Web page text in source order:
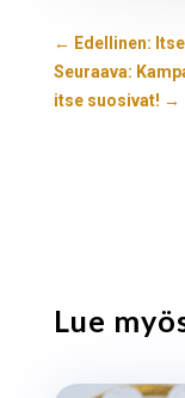
← Edellinen:
Seuraava:
itse suosivat! →
Lue